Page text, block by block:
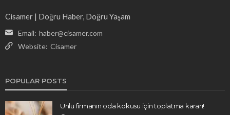
Cisamer | Doğru Haber, Doğru Yaşam
Email: haber@cisamer.com
Website: Cisamer
POPULAR POSTS
Ünlü firmanın oda kokusu için toplatma kararı!